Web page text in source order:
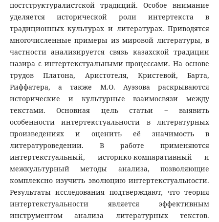
постструктуралистской традиций. Особое внимание
уделяется исторической роли интертекста в
традиционных культурах и литературах. Приводятся
многочисленные примеры из мировой литературы, в
частности анализируется связь казахской традиции
назира с интертекстуальными процессами. На основе
трудов Платона, Аристотеля, Кристевой, Барта,
Риффатера, а также М.О. Ауэзова раскрываются
исторические и культурные взаимосвязи между
текстами. Основная цель статьи ‒ выявить
особенности интертекстуальности в литературных
произведениях и оценить её значимость в
литературоведении. В работе применяются
интертекстуальный, историко-компаративный и
межкультурный методы анализа, позволяющие
комплексно изучить эволюцию интертекстуальности.
Результаты исследования подтверждают, что теория
интертекстуальности является эффективным
инструментом анализа литературных текстов.